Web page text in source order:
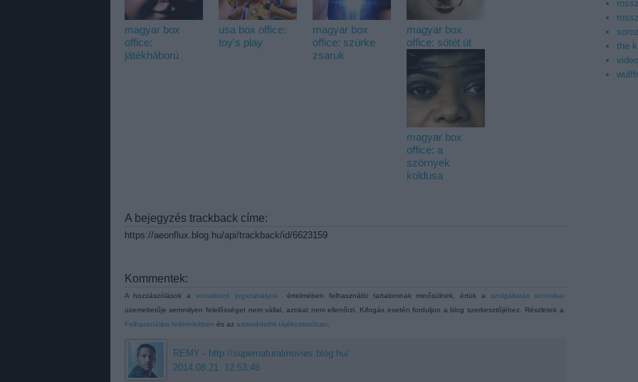
magyar box
office:
játékháború
usa box office:
toy's play
magyar box
office: szürke
zsaruk
magyar box
office: sötét út
magyar box
office: a
szörnyek
koldusa
A bejegyzés trackback címe:
https://aeonflux.blog.hu/api/trackback/id/6623159
Kommentek:
A hozzászólások a vonatkozó jogszabályokértelmében felhasználói tartalomnak minősülnek, értük a szolgáltatás technikai
üzemeltetője semmilyen felelősséget nem vállal, azokat nem ellenőrzi. Kifogás esetén forduljon a blog szerkesztőjéhez. Részletek a
Felhasználási feltételekben és az adatvédelmi tájékoztatóban
REMY · http://supernaturalmovies.blog.hu/
2014.08.21. 12:53:48
the